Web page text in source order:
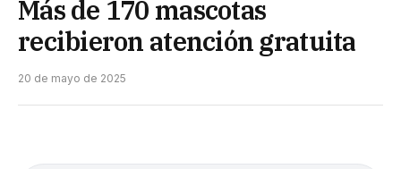
Más de 170 mascotas
recibieron atención gratuita
20 de mayo de 2025